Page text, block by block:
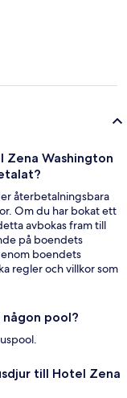
Zena Washington
återbetalningsbara
Om du har bokat ett
avbokas fram till
på boendets
boendets
regler och villkor som
någon pool?
till Hotel Zena